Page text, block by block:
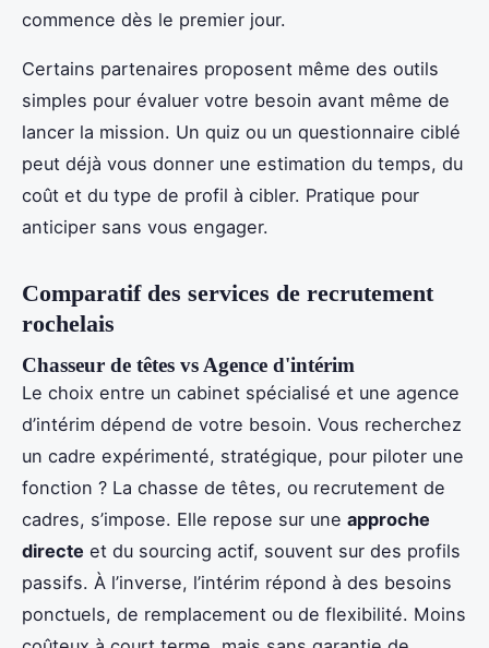
commence dès le premier jour.
Certains partenaires proposent même des outils
simples pour évaluer votre besoin avant même de
lancer la mission. Un quiz ou un questionnaire ciblé
peut déjà vous donner une estimation du temps, du
coût et du type de profil à cibler. Pratique pour
anticiper sans vous engager.
Comparatif des services de recrutement
rochelais
Chasseur de têtes vs Agence d'intérim
Le choix entre un cabinet spécialisé et une agence
d’intérim dépend de votre besoin. Vous recherchez
un cadre expérimenté, stratégique, pour piloter une
fonction ? La chasse de têtes, ou recrutement de
cadres, s’impose. Elle repose sur une approche
directe et du sourcing actif, souvent sur des profils
passifs. À l’inverse, l’intérim répond à des besoins
ponctuels, de remplacement ou de flexibilité. Moins